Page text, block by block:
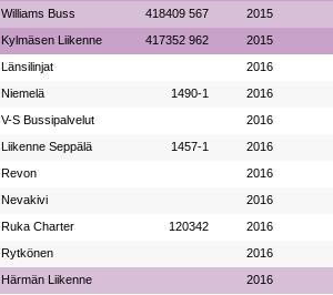
Williams Buss 418409 567 2015
Kylmäsen Liikenne 417352 962 2015
Länsilinjat 2016
Niemelä 1490-1 2016
V-S Bussipalvelut 2016
Liikenne Seppälä 1457-1 2016
Revon 2016
Nevakivi 2016
Ruka Charter 120342 2016
Rytkönen 2016
Härmän Liikenne 2016